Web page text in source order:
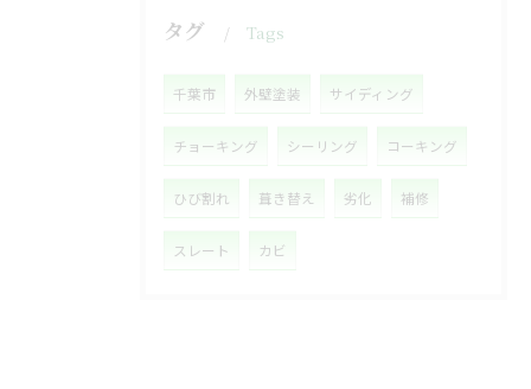
タグ Tags
千葉市 外壁塗装 サイディング
チョーキング シーリング コーキング
ひび割れ 葺き替え 劣化 補修
スレート カビ